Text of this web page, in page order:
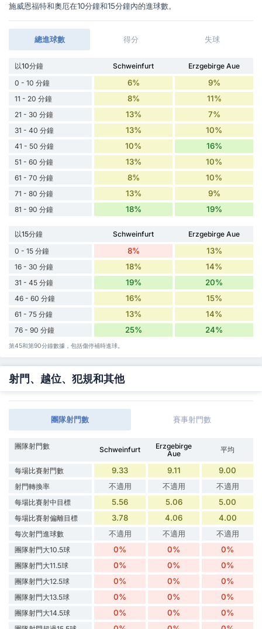
施威恩福特和奧厄在10分鐘和15分鐘內的進球數。
總進球數 得分 失球
以10分鐘 Schweinfurt
Erzgebirge Aue
0 - 10 分鐘
6% 9%
11 - 20 分鐘 8% 11%
21 - 30 分鐘 13% 7%
31 - 40 分鐘 13% 10%
41 - 50 分鐘 10% 16%
51 - 60 分鐘 13% 10%
61 - 70 分鐘 8% 10%
71 - 80 分鐘 13% 9%
81 - 90 分鐘 18% 19%
以15分鐘 Schweinfurt
Erzgebirge Aue
0 - 15 分鐘
8% 13%
16 - 30 分鐘 18% 14%
31 - 45 分鐘 19% 20%
46 - 60 分鐘 16% 15%
61 - 75 分鐘 13% 14%
76 - 90 分鐘 25% 24%
第45和第90分鐘數據，包括傷停補時進球。
射門、越位、犯規和其他
團隊射門數 賽事射門數
團隊射門數 Schweinfurt
Erzgebirge
Aue
平均
每場比賽射門數 9.33 9.11 9.00
射門轉換率 不適用 不適用 不適用
每場比賽射中目標 5.56 5.06 5.00
每場比賽射偏離目標 3.78 4.06 4.00
每次射門進球數 不適用 不適用 不適用
團隊射門大10.5球 0% 0% 0%
團隊射門大11.5球 0% 0% 0%
團隊射門大12.5球 0% 0% 0%
團隊射門大13.5球 0% 0% 0%
團隊射門大14.5球 0% 0% 0%